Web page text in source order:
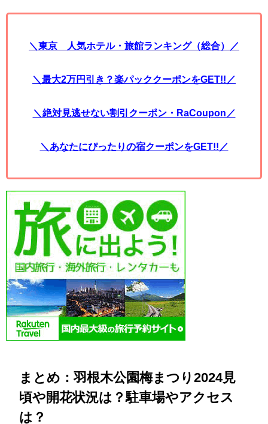
＼東京 人気ホテル・旅館ランキング（総合）／
＼最大2万円引き？楽パッククーポンをGET!!／
＼絶対見逃せない割引クーポン・RaCoupon／
＼あなたにぴったりの宿クーポンをGET!!／
まとめ：羽根木公園梅まつり2024見
頃や開花状況は？駐車場やアクセス
は？